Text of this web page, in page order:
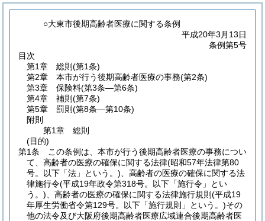
○大東市後期高齢者医療に関する条例
平成20年3月13日
条例第5号
目次
第1章
総則 (第1条)
第2章
本市が行う後期高齢者医療の事務(第2条)
第3章
保険料(第3条―第6条)
第4章
補則 (第7条)
第5章
罰則 (第8条―第10条)
附則
第1章
総則
(目的)
第1条
この条例は、本市が行う後期高齢者医療の事務につい
て、高齢者の医療の確保に関する法律(昭和57年法律第80
号。以下「法」という。) 、高齢者の医療の確保に関する法
律施行令(平成19年政令第318号。以下「施行令」とい
う。) 、高齢者の医療の確保に関する法律施行規則 (平成19
年厚生労働省令第129号。以下「施行規則」という。)その
他の法令及び大阪府後期高齢者医療広域連合後期高齢者医